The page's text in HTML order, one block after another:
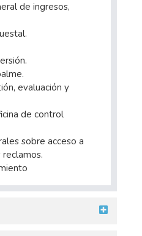
de ingresos,
evaluación y
de control
sobre acceso a